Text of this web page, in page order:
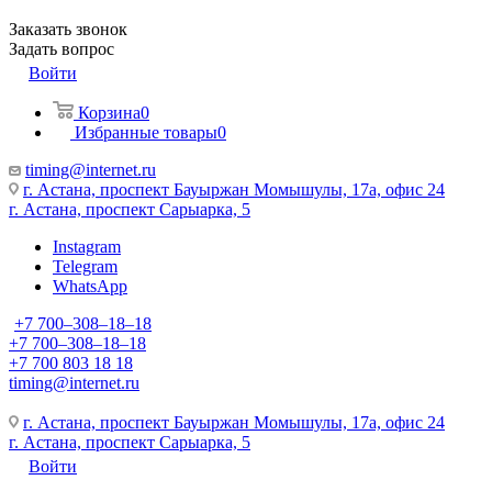
Заказать звонок
Задать вопрос
Войти
Корзина0
Избранные товары0
timing@internet.ru
г. Астана, проспект Бауыржан Момышулы, 17а, офис 24
г. Астана, проспект Сарыарка, 5
Instagram
Telegram
WhatsApp
+7 700‒308‒18‒18
+7 700‒308‒18‒18
+7 700 803 18 18
timing@internet.ru
г. Астана, проспект Бауыржан Момышулы, 17а, офис 24
г. Астана, проспект Сарыарка, 5
Войти